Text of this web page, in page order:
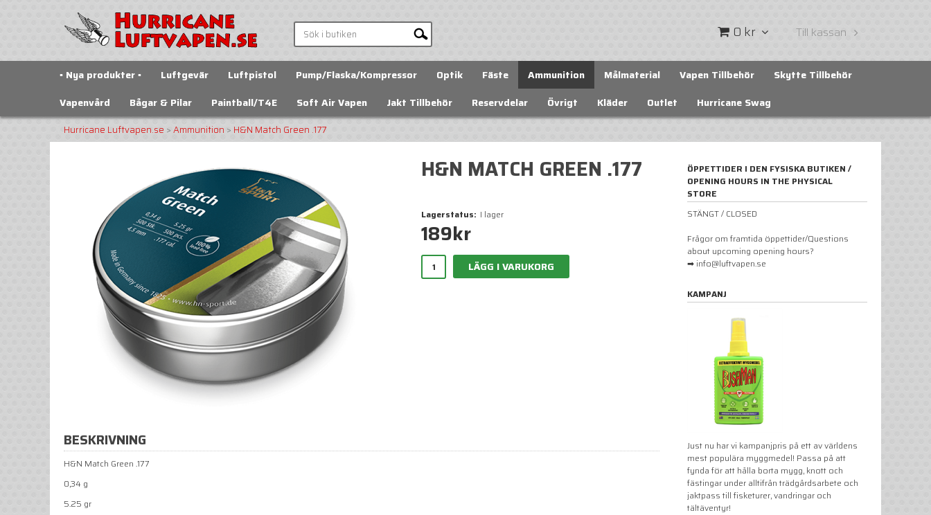
0 kr Till kassan
▪️ Nya produkter ▪️ Luftgevär Luftpistol Pump/Flaska/Kompressor Optik Fäste Ammunition Målmaterial Vapen Tillbehör
Skytte Tillbehör
Vapenvård
Bågar & Pilar Paintball/T4E Soft Air Vapen Jakt Tillbehör Reservdelar Övrigt Kläder Outlet Hurricane Swag
Hurricane Luftvapen.se >Ammunition > H&N Match Green .177
H&N MATCH GREEN .177
Lagerstatus: I lager
189kr
LÄGG I VARUKORG
BESKRIVNING
H&N Match Green .177
0,34 g
5.25 gr
ÖPPETTIDER I DEN FYSISKA BUTIKEN /
OPENING HOURS IN THE PHYSICAL
STORE
STÄNGT / CLOSED
Frågor om framtida öppettider/Questions
about upcoming opening hours?
➡ info@luftvapen.se
KAMPANJ
Just nu har vi kampanjpris på ett av världens
mest populära myggmedel! Passa på att
fynda för att hålla borta mygg, knott och
fästingar under alltifrån trädgårdsarbete och
jaktpass till fisketurer, vandringar och
tältäventyr!